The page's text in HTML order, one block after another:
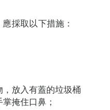
採取以下措施：
放入有蓋的垃圾桶
掩住口鼻；